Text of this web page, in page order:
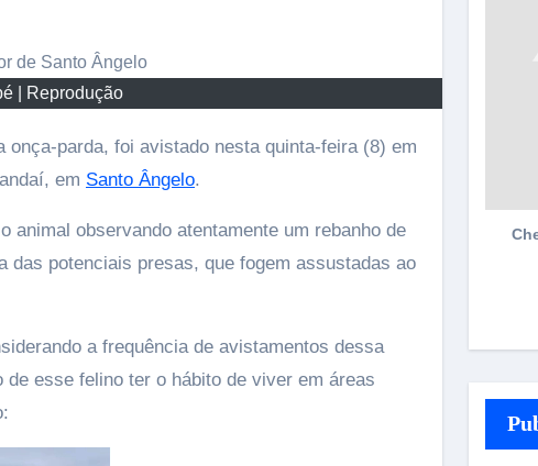
| Reprodução
parda, foi avistado nesta quinta-feira (8) em
em Santo Ângelo.
animal observando atentamente um rebanho de
das potenciais presas, que fogem assustadas ao
a frequência de avistamentos dessa
esse felino ter o hábito de viver em áreas